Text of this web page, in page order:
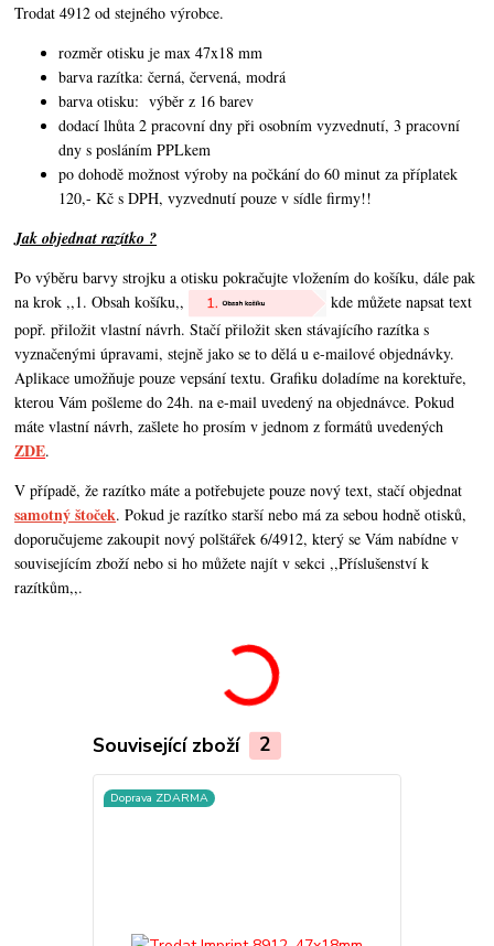
Trodat 4912 od stejného výrobce.
rozměr otisku je max 47x18 mm
barva razítka: černá, červená, modrá
barva otisku: výběr z 16 barev
dodací lhůta 2 pracovní dny při osobním vyzvednutí, 3 pracovní
dny s posláním PPLkem
po dohodě možnost výroby na počkání do 60 minut za příplatek
120,- Kč s DPH, vyzvednutí pouze v sídle firmy!!
Jak objednat razítko ?
Po výběru barvy strojku a otisku pokračujte vložením do košíku, dále pak
na krok ,,1. Obsah košíku,,
kde můžete napsat text
popř. přiložit vlastní návrh. Stačí přiložit sken stávajícího razítka s
vyznačenými úpravami, stejně jako se to dělá u e-mailové objednávky.
Aplikace umožňuje pouze vepsání textu. Grafiku doladíme na korektuře,
kterou Vám pošleme do 24h. na e-mail uvedený na objednávce. Pokud
máte vlastní návrh,zašlete ho prosím v jednom z formátů uvedených
ZDE.
V případě, že razítko máte a potřebujete pouze nový text, stačí objednat
samotný štoček. Pokud je razítko starší nebo má za sebou hodně otisků,
doporučujeme zakoupit nový polštářek 6/4912, který se Vám nabídne v
souvisejícím zboží nebo si ho můžete najít v sekci ,,Příslušenství k
razítkům,,.
Související zboží 2
Doprava ZDARMA